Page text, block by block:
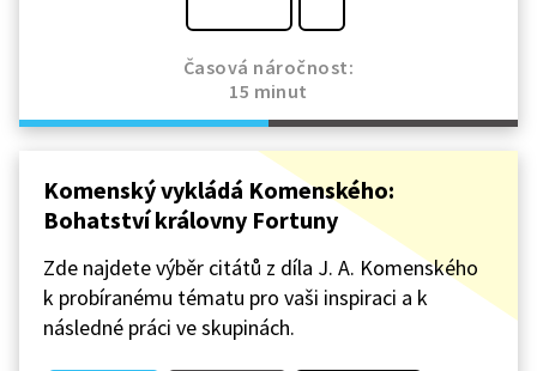
Časová náročnost:
15 minut
Komenský vykládá Komenského:
Bohatství královny Fortuny
Zde najdete výběr citátů z díla J. A. Komenského
k probíranému tématu pro vaši inspiraci a k
následné práci ve skupinách.